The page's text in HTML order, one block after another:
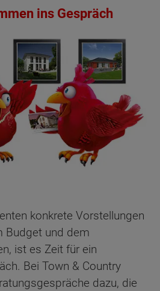
ins Gespräch
konkrete Vorstellungen
Budget und dem
ist es Zeit für ein
Bei Town & Country
dazu, die